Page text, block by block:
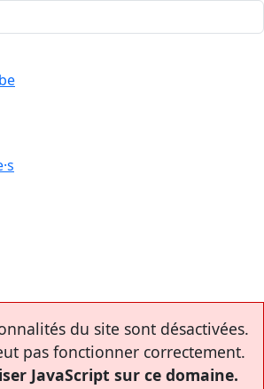
du site sont désactivées.
pas fonctionner correctement.
JavaScript sur ce domaine.